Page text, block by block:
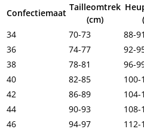
Confectiemaat
Tailleomtrek
(cm)
34
70-73 88-91
36
74-77 92-
38
78-81 96-
40
82-85 100-
42
86-89 104-
44
90-93 108-
46
94-97 112-